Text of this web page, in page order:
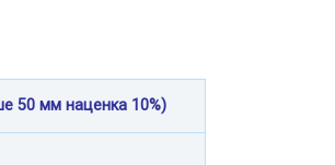
50 мм наценка 10%)